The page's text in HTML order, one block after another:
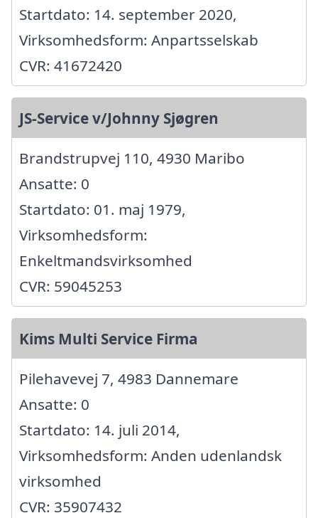
Startdato: 14. september 2020,
Virksomhedsform: Anpartsselskab
CVR: 41672420
JS-Service v/Johnny Sjøgren
Brandstrupvej 110, 4930 Maribo
Ansatte: 0
Startdato: 01. maj 1979,
Virksomhedsform:
Enkeltmandsvirksomhed
CVR: 59045253
Kims Multi Service Firma
Pilehavevej 7, 4983 Dannemare
Ansatte: 0
Startdato: 14. juli 2014,
Virksomhedsform: Anden udenlandsk
virksomhed
CVR: 35907432